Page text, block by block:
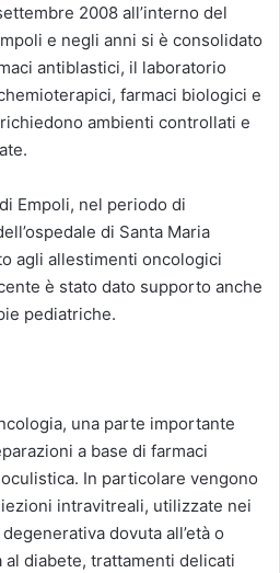
2008 all’interno del
e negli anni si è consolidato
antiblastici, il laboratorio
farmaci biologici e
ambienti controllati e
Empoli, nel periodo di
di Santa Maria
agli allestimenti oncologici
è stato dato supporto anche
pediatriche.
una parte importante
a base di farmaci
In particolare vengono
intravitreali, utilizzate nei
dovuta all’età o
al diabete, trattamenti delicati